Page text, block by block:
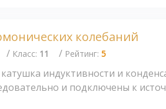
колебаний
/ Класс: 11 / Рейтинг: 5
индуктивности и
и подключены к